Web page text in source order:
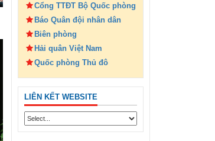
Cổng TTĐT Bộ Quốc phòng
Báo Quân đội nhân dân
Biên phòng
Hải quân Việt Nam
Quốc phòng Thủ đô
LIÊN KẾT WEBSITE